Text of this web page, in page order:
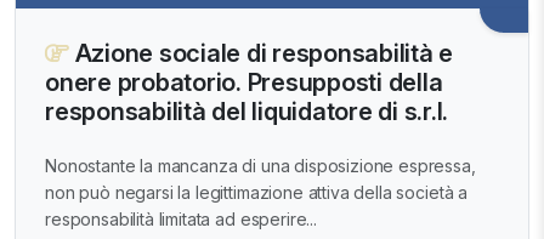
Azione sociale di responsabilità e
onere probatorio. Presupposti della
responsabilità del liquidatore di s.r.l.
Nonostante la mancanza di una disposizione espressa,
non può negarsi la legittimazione attiva della società a
responsabilità limitata ad esperire...